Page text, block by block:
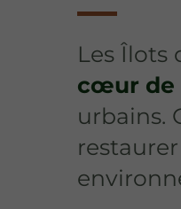
Les Îlots
cœur de
urbains.